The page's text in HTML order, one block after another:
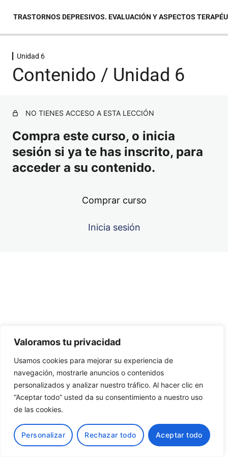
Valoramos tu privacidad
Usamos cookies para mejorar su experiencia de
navegación, mostrarle anuncios o contenidos
personalizados y analizar nuestro tráfico. Al hacer clic en
“Aceptar todo” usted da su consentimiento a nuestro uso
de las cookies.
Personalizar Rechazar todo Aceptar todo
TRASTORNOS DEPRESIVOS. EVALUACIÓN Y ASPECTOS
Unidad 1
Unidad 3
Unidad 4
Unidad 5
Contenido / Unidad 6
Unidad 10
Unidad 6
Contenido / Unidad 6
NO TIENES ACCESO A ESTA LECCIÓN
Compra este curso, o inicia
sesión si ya te has inscrito, para
acceder a su contenido.
Comprar curso
Inicia sesión